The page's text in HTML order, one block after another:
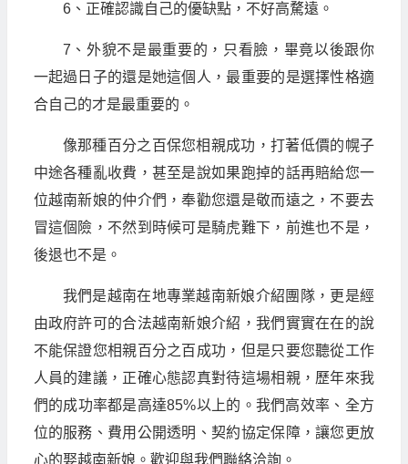
6、正確認識自己的優缺點，不好高騖遠。
7、外貌不是最重要的，只看臉，畢竟以後跟你
一起過日子的還是她這個人，最重要的是選擇性格適
合自己的才是最重要的。
像那種百分之百保您相親成功，打著低價的幌子
中途各種亂收費，甚至是說如果跑掉的話再賠給您一
位越南新娘的仲介們，奉勸您還是敬而遠之，不要去
冒這個險，不然到時候可是騎虎難下，前進也不是，
後退也不是。
我們是越南在地專業越南新娘介紹團隊，更是經
由政府許可的合法越南新娘介紹，我們實實在在的說
不能保證您相親百分之百成功，但是只要您聽從工作
人員的建議，正確心態認真對待這場相親，歷年來我
們的成功率都是高達85%以上的。我們高效率、全方
位的服務、費用公開透明、契約協定保障，讓您更放
心的娶越南新娘。歡迎與我們聯絡洽詢。